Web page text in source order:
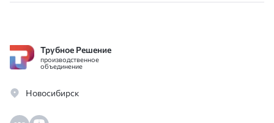
Трубное Решение
производственное
объединение
Новосибирск